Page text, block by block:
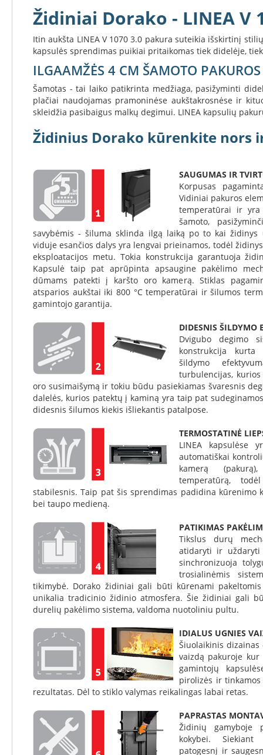
krosnelės
ruošimo
krosnelės
Pakabinamos
krosnelės
Granulinės
krosnelės
Stiklai
Krosnelių
pajungimo
vamzdžiai
Krosnelių
Morsø
Romotop
Invicta
Thorma
Astra
Morsø
kepsninių
priedai
Dujiniai
Motan
Kaminų
sistemos
Perfect
Konekt
Ventiliaciniai
blokeliai
Kaminų
įdėklai
Įdėklai
apvalūs
Dūmtraukio
vamzdžiai
Kamino
traukos
gerinimas
traukos
Židiniai Dorako - LINEA V
Itin aukšta LINEA V 1070 3.0 pakura suteikia išskirtinį
kapsulės sprendimas puikiai pritaikomas tiek didelėje,
ILGAAMŽĖS 4 CM ŠAMOTO PAKUROS
Šamotas - tai laiko patikrinta medžiaga, pasižyminti
plačiai naudojamas pramoninėse aukštakrosnėse ir
skleidžia pasibaigus malkų degimui. LINEA kapsulių
Židinius Dorako kūrenkite nors
SAUGUMAS IR
Korpusas
Vidiniai pakuros
temperatūrai ir yra
šamoto,
savybėmis - šiluma sklinda ilgą laiką po to kai židinys
viduje esančios dalys yra lengvai prieinamos, todėl
eksploatacijos metu. Tokia konstrukcija garantuoja
Kapsulė taip pat aprūpinta apsaugine pakėlimo
dūmams patekti į karšto oro kamerą. Stiklas
atsparios aukštai iki 800 °C temperatūrai ir šilumos
gamintojo garantija.
DIDESNIS ŠILDYMO
Dvigubo degimo
konstrukcija kurta
šildymo
turbulencijas,
oro susimaišymą ir tokiu būdu pasiekiamas švaresnis
dalelės, kurios patektų į kaminą yra taip pat
didesnis šilumos kiekis išliekantis patalpose.
TERMOSTATINĖ
LINEA kapsulėse
automatiškai
kamerą
temperatūrą,
stabilesnis. Taip pat šis sprendimas padidina kūrenimo
bei taupo medieną.
PATIKIMAS
Tikslus durų
atidaryti ir uždaryti
sinchronizuoja
trosialinėmis
tikimybė. Dorako židiniai gali būti kūrenami
unikalia tradicinio židinio atmosfera. Šie židiniai gali
durelių pakėlimo sistema, valdoma nuotoliniu pultu.
IDIALUS UGNIES
Šiuolaikinis
vaizdą pakuroje
gamintojų
pirolizės ir
rezultatas. Dėl to stiklo valymas reikalingas labai retas.
PAPRASTAS
Židinių gamyboje
kokybei.
patogesnį ir